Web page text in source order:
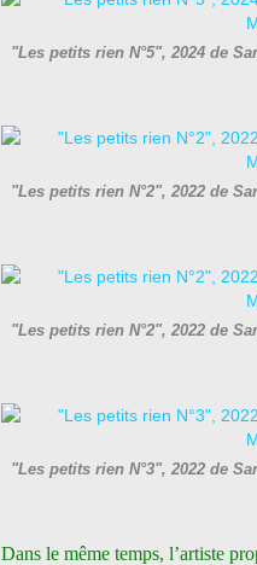
"Les petits rien N°5", 2024 de
"Les petits rien N°2", 2022 de
"Les petits rien N°2", 2022 de
"Les petits rien N°3", 2022 de
Dans le même temps, l’artiste